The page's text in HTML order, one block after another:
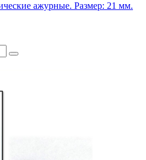
ажурные. Размер: 21 мм.